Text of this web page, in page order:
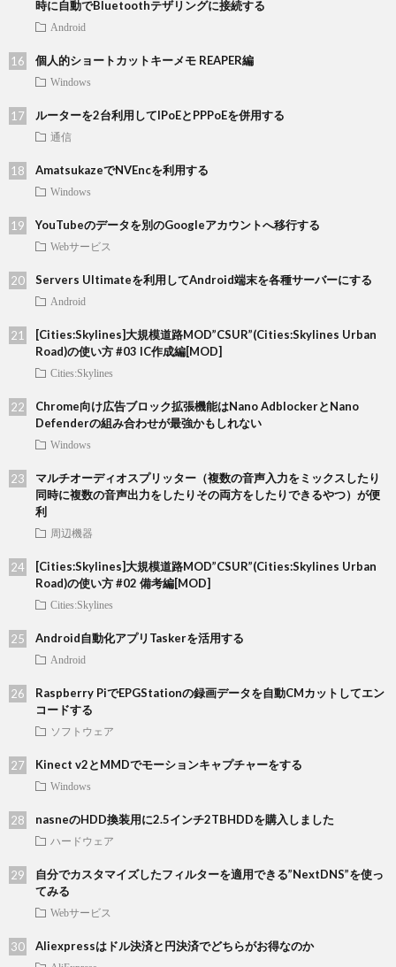
時に自動でBluetoothテザリングに接続する
Android
個人的ショートカットキーメモ REAPER編
Windows
ルーターを2台利用してIPoEとPPPoEを併用する
通信
AmatsukazeでNVEncを利用する
Windows
YouTubeのデータを別のGoogleアカウントへ移行する
Webサービス
Servers Ultimateを利用してAndroid端末を各種サーバーにする
Android
[Cities:Skylines]大規模道路MOD”CSUR”(Cities:Skylines Urban
Road)の使い方 #03 IC作成編[MOD]
Cities:Skylines
Chrome向け広告ブロック拡張機能はNano AdblockerとNano
Defenderの組み合わせが最強かもしれない
Windows
マルチオーディオスプリッター（複数の音声入力をミックスしたり
同時に複数の音声出力をしたりその両方をしたりできるやつ）が便
利
周辺機器
[Cities:Skylines]大規模道路MOD”CSUR”(Cities:Skylines Urban
Road)の使い方 #02 備考編[MOD]
Cities:Skylines
Android自動化アプリTaskerを活用する
Android
Raspberry PiでEPGStationの録画データを自動CMカットしてエン
コードする
ソフトウェア
Kinect v2とMMDでモーションキャプチャーをする
Windows
nasneのHDD換装用に2.5インチ2TBHDDを購入しました
ハードウェア
自分でカスタマイズしたフィルターを適用できる”NextDNS”を使っ
てみる
Webサービス
Aliexpressはドル決済と円決済でどちらがお得なのか